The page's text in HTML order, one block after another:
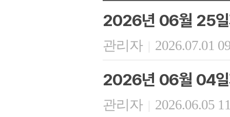
2026년 06월 25일
관리자 | 2026.07.01
2026년 06월 04일
관리자 | 2026.06.05